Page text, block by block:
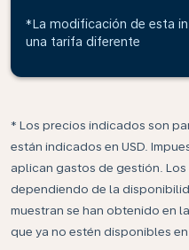
*La modificación de esta
una tarifa diferente
* Los precios indicados son
están indicados en USD.
aplican gastos de gestión.
dependiendo de la
muestran se han obtenido en
que ya no estén disponibles